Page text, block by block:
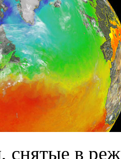
снятые в